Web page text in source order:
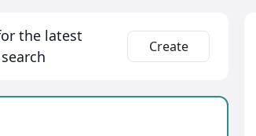
the latest
Create